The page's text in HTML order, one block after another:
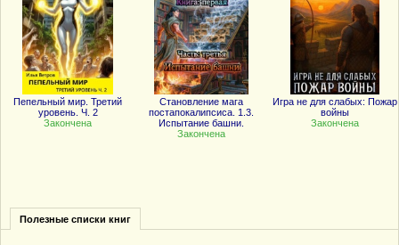
Пепельный мир. Третий
уровень. Ч. 2
Закончена
Становление мага
постапокалипсиса. 1.3.
Испытание башни.
Закончена
Игра не для слабых: Пожар
войны
Закончена
Полезные списки книг